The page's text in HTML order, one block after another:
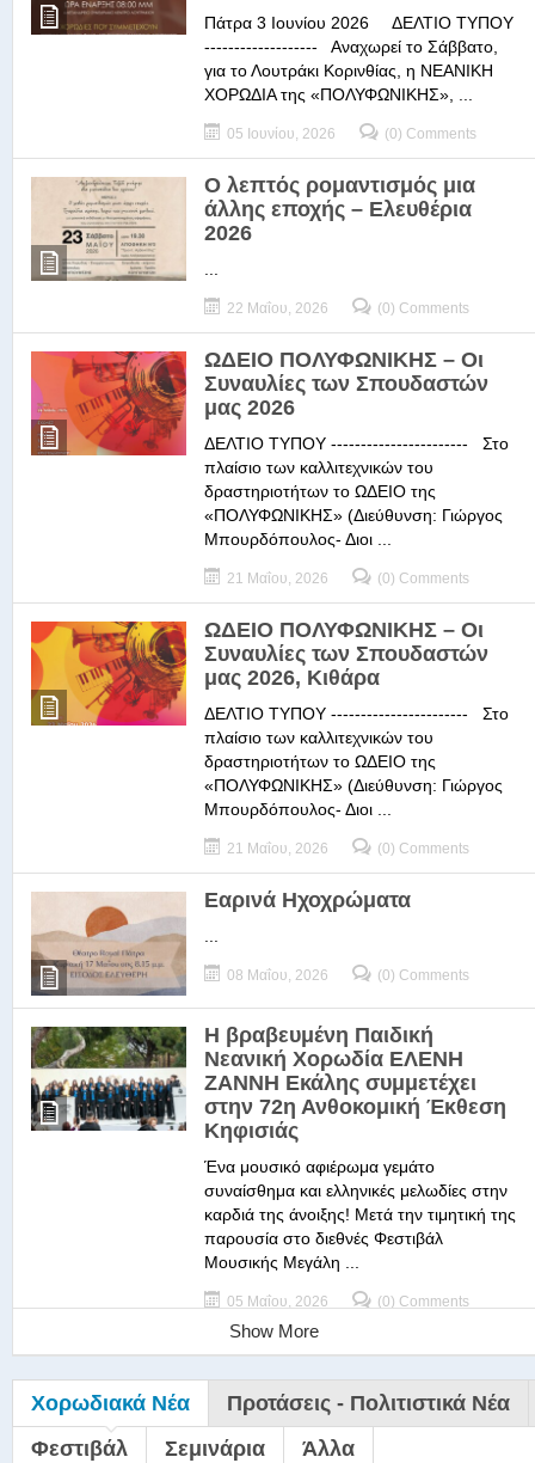
Πάτρα 3 Ιουνίου 2026 ΔΕΛΤΙΟ ΤΥΠΟΥ
------------------- Αναχωρεί το Σάββατο,
για το Λουτράκι Κορινθίας, η ΝΕΑΝΙΚΗ
ΧΟΡΩΔΙΑ της «ΠΟΛΥΦΩΝΙΚΗΣ», ...
05 Ιουνίου, 2026 (0) Comments
Ο λεπτός ρομαντισμός μια
άλλης εποχής – Ελευθέρια
2026
22 Μαΐου, 2026 (0) Comments
ΩΔΕΙΟ ΠΟΛΥΦΩΝΙΚΗΣ – Οι
Συναυλίες των Σπουδαστών
μας 2026
ΔΕΛΤΙΟ ΤΥΠΟΥ ----------------------- Στο
πλαίσιο των καλλιτεχνικών του
δραστηριοτήτων το ΩΔΕΙΟ της
«ΠΟΛΥΦΩΝΙΚΗΣ» (Διεύθυνση: Γιώργος
Μπουρδόπουλος- Διοι ...
21 Μαΐου, 2026 (0) Comments
ΩΔΕΙΟ ΠΟΛΥΦΩΝΙΚΗΣ – Οι
Συναυλίες των Σπουδαστών
μας 2026, Κιθάρα
ΔΕΛΤΙΟ ΤΥΠΟΥ ----------------------- Στο
πλαίσιο των καλλιτεχνικών του
δραστηριοτήτων το ΩΔΕΙΟ της
«ΠΟΛΥΦΩΝΙΚΗΣ» (Διεύθυνση: Γιώργος
Μπουρδόπουλος- Διοι ...
21 Μαΐου, 2026 (0) Comments
Εαρινά Ηχοχρώματα
08 Μαΐου, 2026 (0) Comments
Η βραβευμένη Παιδική
Νεανική Χορωδία ΕΛΕΝΗ
ΖΑΝΝΗ Εκάλης συμμετέχει
στην 72η Ανθοκομική Έκθεση
Κηφισιάς
Ένα μουσικό αφιέρωμα γεμάτο
συναίσθημα και ελληνικές μελωδίες στην
καρδιά της άνοιξης! Μετά την τιμητική της
παρουσία στο διεθνές Φεστιβάλ
Μουσικής Μεγάλη ...
05 Μαΐου, 2026 (0) Comments
Show More
Χορωδιακά Νέα
Προτάσεις - Πολιτιστικά Νέα
Φεστιβάλ
Σεμινάρια Άλλα